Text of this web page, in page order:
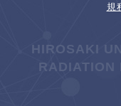
規
HIROSAKI
RADIATION